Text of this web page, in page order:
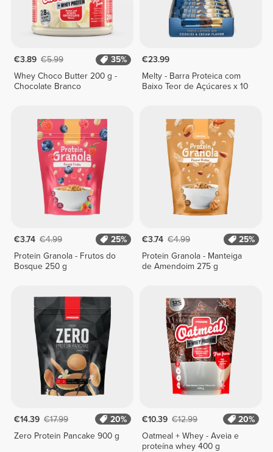
€3.89 €5.99
35%
Whey Choco Butter 200 g -
Chocolate Branco
€23.99
Melty - Barra Proteica com
Baixo Teor de Açúcares x 10
€3.74 €4.99
25%
Protein Granola - Frutos do
Bosque 250 g
€3.74 €4.99
25%
Protein Granola - Manteiga
de Amendoim 275 g
€14.39 €17.99
20%
Zero Protein Pancake 900 g
€10.39 €12.99
20%
Oatmeal + Whey - Aveia e
proteína whey 400 g